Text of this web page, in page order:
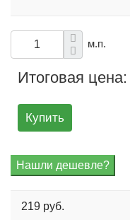
м.п.
Итоговая цена:
Купить
219 руб.